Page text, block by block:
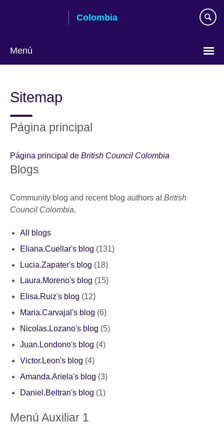
Colombia
Menú
idioma
Sitemap
Página principal
Página principal de British Council Colombia
Blogs
Community blog and recent blog authors atBritish
Council Colombia.
All blogs
Eliana.Cuellar's blog (131)
Lucia.Zapater's blog (18)
Laura.Moreno's blog (15)
Elisa.Ruiz's blog (12)
Maria.Carvajal's blog (6)
Nicolas.Lozano's blog (5)
Juan.Londono's blog (4)
Victor.Leon's blog (4)
Amanda.Ariela's blog (3)
Daniel.Beltran's blog (1)
Menú Auxiliar 1